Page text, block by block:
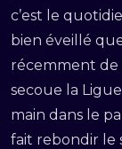
c’est le
bien éveillé
récemment de
secoue la
main dans le
fait rebondir le